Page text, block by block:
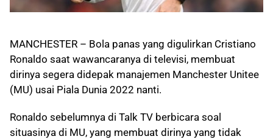
MANCHESTER – Bola panas yang digulirkan Cristiano
Ronaldo saat wawancaranya di televisi, membuat
dirinya segera didepak manajemen Manchester Unitee
(MU) usai Piala Dunia 2022 nanti.
Ronaldo sebelumnya di Talk TV berbicara soal
situasinya di MU, yang membuat dirinya yang tidak